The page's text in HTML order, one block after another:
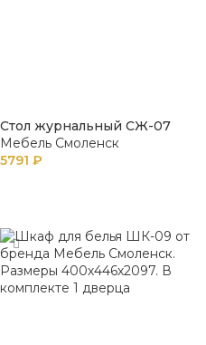
Стол журнальный СЖ-07
Мебель Смоленск
5791 ₽